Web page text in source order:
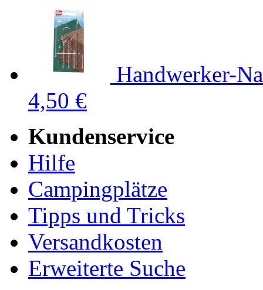
Handwerker-
4,50 €
Kundenservice
Hilfe
Campingplätze
Tipps und Tricks
Versandkosten
Erweiterte Suche